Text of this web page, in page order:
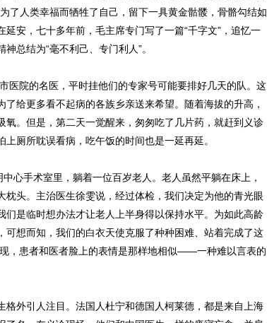
了人类幸福而牺牲了自己，留下一具黄金骷髅，骨骼勾结如
安，七十多年前，毛主席专门写了一篇“千字文”，追忆一
总结为“毫不利己、专门利人”。
院的名医，平时挂他们的专家号可能要排好几天的队。这
给更多看不起病的各族乡亲送来希望。随着海拔的升高，
氧。但是，第二天一觉醒来，匆匆吃了几片药，就赶到义诊
厕所耽误看病，吃午饭的时间也是一延再延。
手术室里，躺着一位百岁老人。老人虽然平躺在床上，
头。主治医生徐雯说，经过体检，我们决定为他的青光眼
是临时想办法才让老人上半身得以保持水平。为如此高龄
可想而知，我们的白衣天使克服了种种困难、站着完成了这
，患者和医者脸上的表情是那样地相似——一种难以言表的
外引人注目。法国人杜宁和德国人柯莱德，都是来自上海